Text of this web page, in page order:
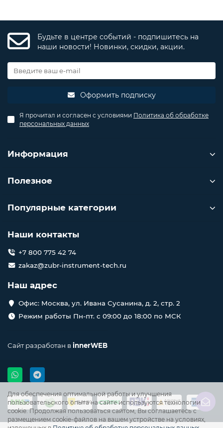
Для обеспечения оптимальной работы и улучшения
пользовательского опыта на сайте используются технологии
cookie. Продолжая пользоваться сайтом, Вы соглашаетесь с
размещением cookie-файлов на вашем устройстве на условиях,
Будьте в центре событий - подпишитесь на
наши новости! Новинки, скидки, акции.
Оформить подписку
Я прочитал и согласен с условиями Политика об обработке
персональных данных
Информация
Полезное
Популярные категории
Наши контакты
+7 800 775 42 74
zakaz@zubr-instrument-tech.ru
Наш адрес
Офис: Москва, ул. Ивана Сусанина, д. 2, стр. 2
Режим работы Пн-пт. с 09:00 до 18:00 по МСК
Сайт разработан вinnerWEB